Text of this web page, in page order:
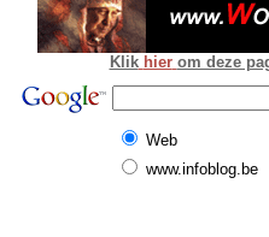
Klik hier om deze
Web
www.infoblog.be